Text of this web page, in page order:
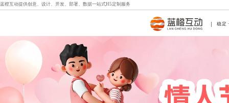
蓝橙互动提供创意、设计、开发、部署、数据一站式H5定制 服务
稳定